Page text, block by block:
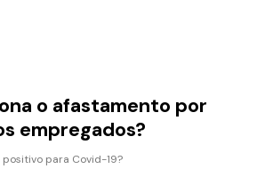
o afastamento por
empregados?
para Covid-19?